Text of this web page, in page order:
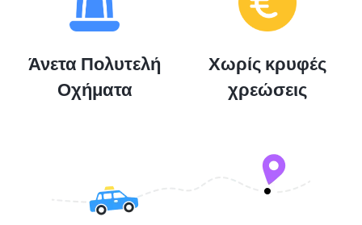
Άνετα Πολυτελή
Οχήματα
Χωρίς κρυφές
χρεώσεις